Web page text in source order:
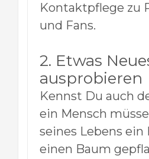
Kontaktpflege zu
und Fans.
2. Etwas
ausprobieren
Kennst Du auch
ein Mensch
seines Lebens ein
einen Baum